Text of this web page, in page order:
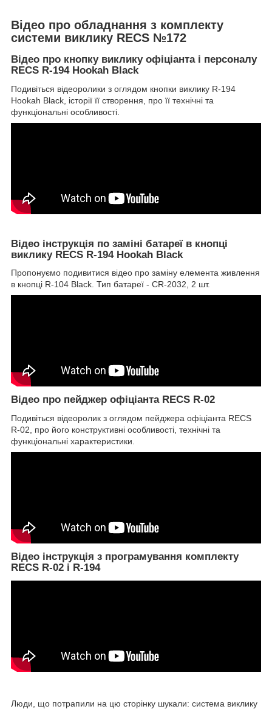
Відео про обладнання з комплекту
системи виклику RECS №172
Відео про кнопку виклику офіціанта і персоналу
RECS R-194 Hookah Black
Подивіться відеоролики з оглядом кнопки виклику R-194
Hookah Black, історії її створення, про її технічні та
функціональні особливості.
Відео інструкція по заміні батареї в кнопці
виклику RECS R-194 Hookah Black
Пропонуємо подивитися відео про заміну елемента живлення
в кнопці R-104 Black. Тип батареї - CR-2032, 2 шт.
Відео про пейджер офіціанта RECS R-02
Подивіться відеоролик з оглядом пейджера офіціанта RECS
R-02, про його конструктивні особливості, технічні та
функціональні характеристики.
Відео інструкція з програмування комплекту
RECS R-02 і R-194
Люди, що потрапили на цю сторінку шукали: система виклику